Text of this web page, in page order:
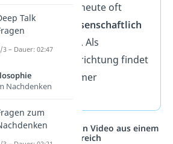
Metaphysik wird heute oft
da sie
wissenschaftlich
ist. Als
Denkrichtung findet
noch immer
vernetzt: Hier ein Video aus einem
anderen Bereich
Talk
3 – Dauer: 02:47
Nachdenken
zum